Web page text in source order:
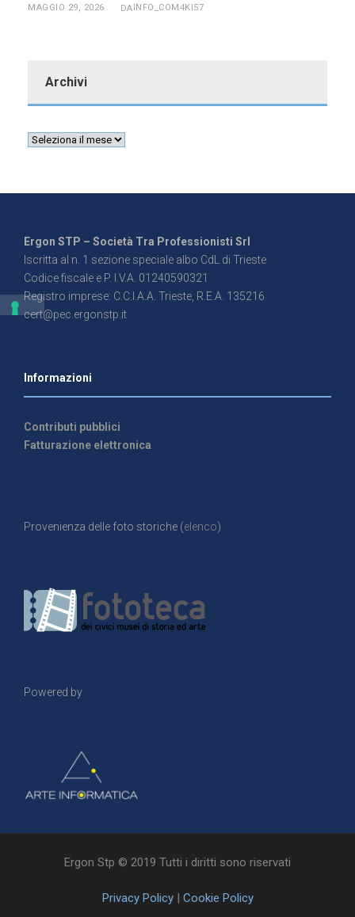
MAGGIO 29, 2026 DAINFO_COM4KI57
Archivi
Ergon STP – Società Tra Professionisti Srl
Iscritta al n. 1 sezione speciale albo CdL di Trieste
Codice fiscale e P. I.V.A. 01240590321
Registro imprese: C.C.I.A.A. Trieste, R.E.A. 135216
cert@pec.ergonstp.it
Informazioni
Contributi pubblici
Fatturazione elettronica
Provenienza delle foto storiche (elenco)
Powered by
Ergon Stp © 2019 Tutti i diritti sono riservati
Privacy Policy| Cookie Policy